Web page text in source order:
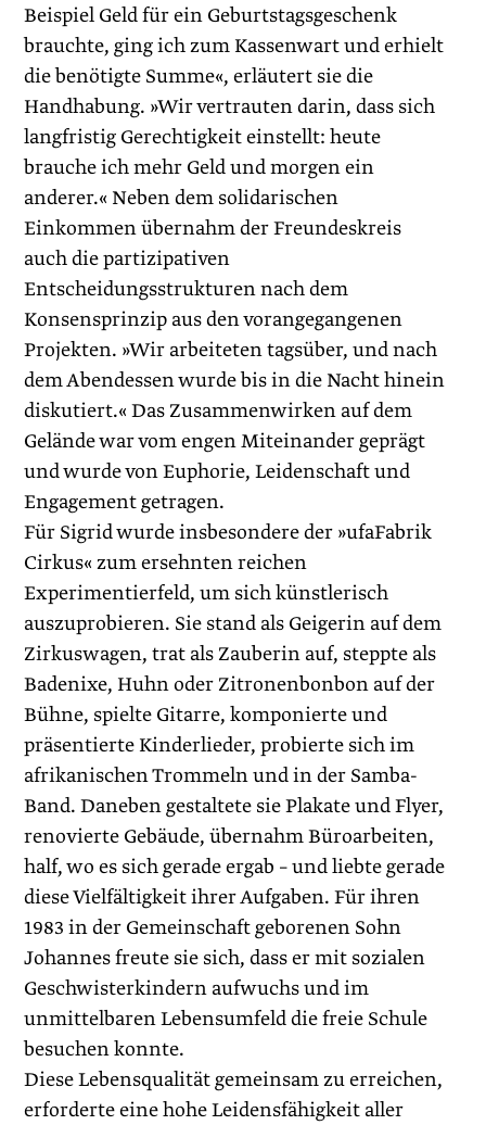
Beispiel Geld für ein Geburtstagsgeschenk
brauchte, ging ich zum Kassenwart und erhielt
die benötigte Summe«, erläutert sie die
Handhabung. »Wir vertrauten darin, dass sich
langfristig Gerechtigkeit einstellt: heute
brauche ich mehr Geld und morgen ein
anderer.« Neben dem solidarischen
Einkommen übernahm der Freundeskreis
auch die partizipativen
Entscheidungsstrukturen nach dem
Konsensprinzip aus den vo­rangegangenen
Projekten. »Wir arbeiteten tagsüber, und nach
dem Abendessen wurde bis in die Nacht hinein
diskutiert.« Das Zusammenwirken auf dem
Gelände war vom engen Miteinander geprägt
und wurde von Euphorie, Leidenschaft und
Engagement getragen.
Für Sigrid wurde insbesondere der »ufaFabrik
Cirkus« zum ersehnten reichen
Experimentierfeld, um sich künstlerisch
auszuprobieren. Sie stand als Geigerin auf dem
Zirkuswagen, trat als Zauberin auf, steppte als
Badenixe, Huhn oder Zitronenbonbon auf der
Bühne, spielte Gitarre, komponierte und
präsentierte Kinderlieder, probierte sich im
afrikanischen Trommeln und in der Samba-
Band. Daneben gestaltete sie Plakate und Flyer,
renovierte Gebäude, übernahm Büroarbeiten,
half, wo es sich gerade ergab – und liebte gerade
diese Vielfältigkeit ihrer Aufgaben. Für ihren
1983 in der Gemeinschaft geborenen Sohn
Johannes freute sie sich, dass er mit sozialen
Geschwisterkindern aufwuchs und im
unmittelbaren Lebensumfeld die freie Schule
besuchen konnte.
Diese Lebensqualität gemeinsam zu erreichen,
erforderte eine hohe Leidensfähigkeit aller